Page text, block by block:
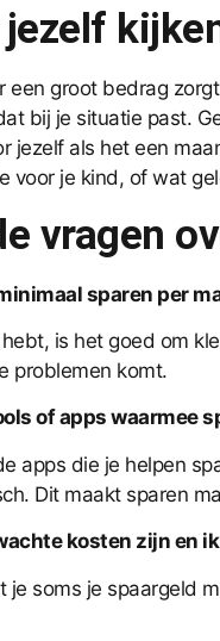
een groot bedrag
bij je situatie past.
jezelf als het een
voor je kind, of wat
vragen
sparen per
is het goed om
problemen komt.
of apps waarmee
apps die je helpen
Dit maakt sparen
kosten zijn en
je soms je spaargeld